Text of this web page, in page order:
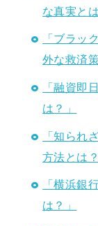
な真実とは
「ブラッ
外な救済
「融資即
は？」
「知られ
方法とは？
「横浜銀
は？」